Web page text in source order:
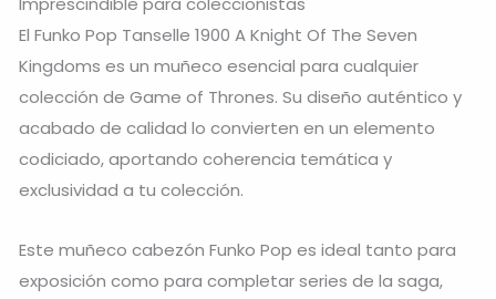
El Funko Pop Tanselle 1900 A Knight Of The Seven
Kingdoms es un muñeco esencial para cualquier
colección de Game of Thrones. Su diseño auténtico y
acabado de calidad lo convierten en un elemento
codiciado, aportando coherencia temática y
exclusividad a tu colección.
Este muñeco cabezón Funko Pop es ideal tanto para
exposición como para completar series de la saga,